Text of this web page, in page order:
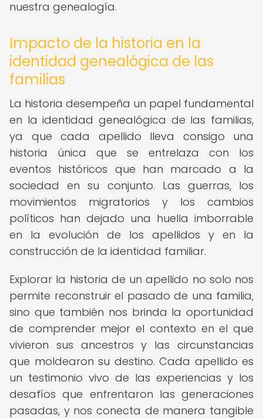
nuestra genealogía.
Impacto de la historia en la
identidad genealógica de las
familias
La historia desempeña un papel fundamental
en la identidad genealógica de las familias,
ya que cada apellido lleva consigo una
historia única que se entrelaza con los
eventos históricos que han marcado a la
sociedad en su conjunto. Las guerras, los
movimientos migratorios y los cambios
políticos han dejado una huella imborrable
en la evolución de los apellidos y en la
construcción de la identidad familiar.
Explorar la historia de un apellido no solo nos
permite reconstruir el pasado de una familia,
sino que también nos brinda la oportunidad
de comprender mejor el contexto en el que
vivieron sus ancestros y las circunstancias
que moldearon su destino. Cada apellido es
un testimonio vivo de las experiencias y los
desafíos que enfrentaron las generaciones
pasadas, y nos conecta de manera tangible